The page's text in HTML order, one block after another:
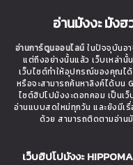
อ่านมังงะ มัง
อ่านการ์ตูนออนไลน์ ในปัจจุบันอ
แต่ถึงอย่างนั้นแล้ว เว็บเหล่านั้
เว็บไซต์ทำให้อุปกรณ์ของคุณได้
หรือจะสามารถค้นหาลิงค์ได้บ
ไซต์ฮิปโปมังงะดอทคอม เป็นเ
อ่านแบบสดใหม่ทุกวัน และยังมี
ด้วย สามารถติดตามอ่า
เว็บฮิปโปมังงะ